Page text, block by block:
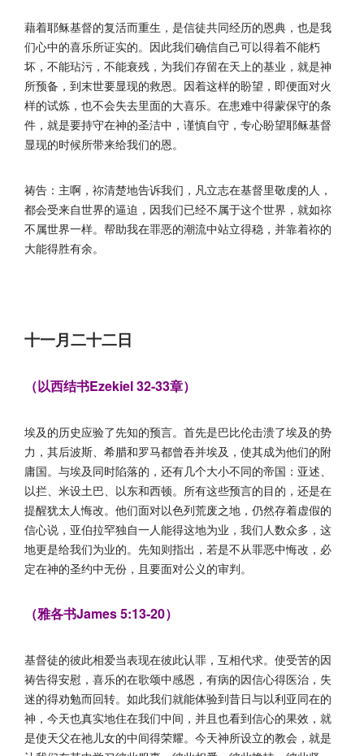
藉着耶稣基督的复活而重生，是信徒共同经历的恩典，也是我
们心中的喜乐所证实的。因此我们确信自己可以得着不能朽
坏，不能玷污，不能衰残，为我们存留在天上的基业，就是神
所预备，到末世要显现的救恩。因着这样的盼望，即便面对火
样的试炼，也不会失去里面的大喜乐。在患难中得蒙保守的条
件，就是要持守在神的圣洁中，谨慎自守，专心盼望耶稣基督
显现的时候所带来给我们的恩。
祷告：主啊，祢清楚地告诉我们，凡立志在基督里敬虔的人，
都会受来自世界的逼迫，因我们已经不属于这个世界，就如祢
不属世界一样。帮助我在罪恶的潮流中站立得稳，并靠着祢的
大能得胜有余。
十一月二十二日
（以西结书Ezekiel 32-33章）
埃及的历史应验了先知的预言。首先是巴比伦击溃了埃及的势
力，其后波斯、希腊和罗马都曾吞并埃及，使其成为他们的附
庸国。与埃及同时陷落的，还有几个大小不同的帝国：亚述、
以拦、米设土巴、以东和西顿。所有这些预言的目的，还是在
提醒犹太人悔改。他们面对以色列荒废之地，仍然存着虚假的
信心说，亚伯拉罕独自一人能得这地为业，我们人数众多，这
地更是给我们为业的。先知则指出，若是不从罪恶中悔改，必
定在神的圣约中无份，且要面对公义的审判。
（雅各书James 5:13-20）
基督徒的彼此相爱当表现在彼此认罪，互相代求。使受苦的因
祷告得安慰，喜乐的在歌颂中感恩，有病的因信心得医治，失
迷的得劝勉而回转。如此我们就能体验到昔日与以利亚同在的
神，今天也真实地住在我们中间，并且也看到信心的果效，就
是使天父在祂儿女的中间得荣耀。今天神所设立的教会，就是